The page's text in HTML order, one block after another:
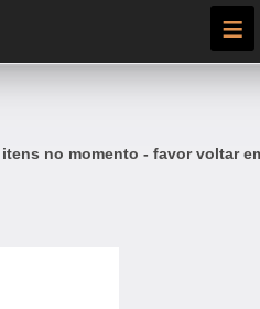
≡
itens no momento - favor voltar